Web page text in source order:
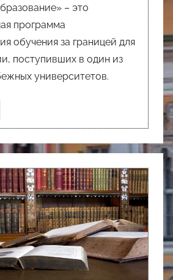
– это
программа
обучения за границей для
поступивших в один из
университетов.